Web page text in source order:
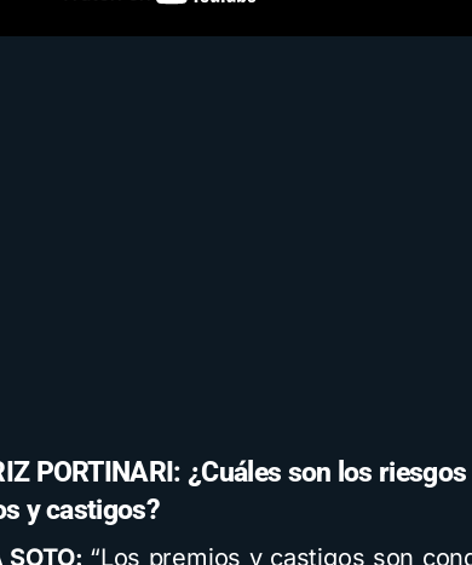
PORTINARI: ¿Cuáles son los
y castigos?
“Los premios y castigos son